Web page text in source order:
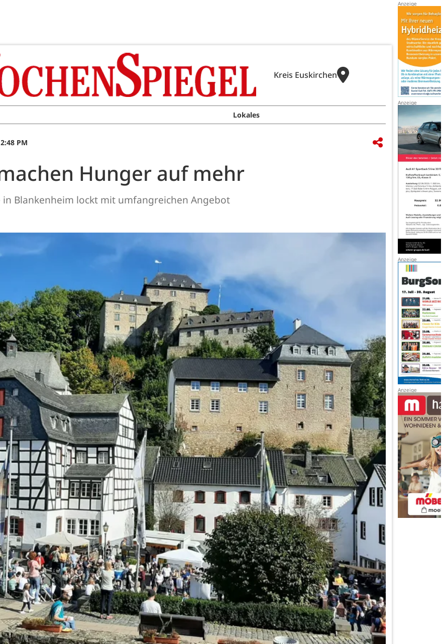
Kreis Euskirchen
Lokales
PM
Hunger auf mehr
in Blankenheim lockt mit umfangreichen Angebot